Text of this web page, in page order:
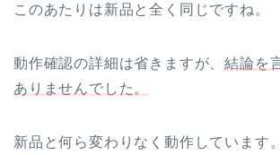
このあたりは新品と全く同じですね。
動作確認の詳細は省きますが、結論を
ありませんでした。
新品と何ら変わりなく動作しています。